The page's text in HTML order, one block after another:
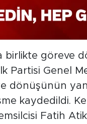
birlikte göreve
Partisi Genel
dönüşünün
kaydedildi.
Fatih